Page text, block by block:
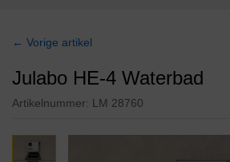
← Vorige artikel
Julabo HE-4 Waterbad
Artikelnummer: LM 28760